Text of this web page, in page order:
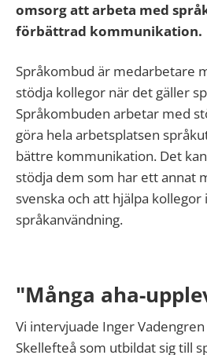
omsorg att arbeta med
förbättrad kommunikation.
Språkombud är medarbetare
stödja kollegor när det gäller
Språkombuden arbetar med
göra hela arbetsplatsen
bättre kommunikation. Det
stödja dem som har ett annat
svenska och att hjälpa
språkanvändning.
"Många aha-
Vi intervjuade Inger
Skellefteå som utbildat sig till